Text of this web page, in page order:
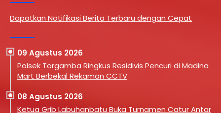
Dapatkan Notifikasi Berita Terbaru dengan Cepat
09 Agustus 2026
Polsek Torgamba Ringkus Residivis Pencuri di Madina
Mart Berbekal Rekaman CCTV
08 Agustus 2026
Ketua Grib Labuhanbatu Buka Turnamen Catur Antar